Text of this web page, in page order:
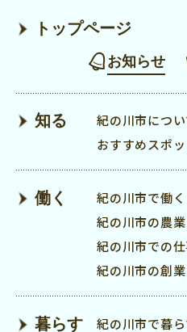
トップページ
お知らせ
知る
紀の川市につ
おすすめスポッ
暮らす
紀の川市で暮
働く
紀の川市で働く
紀の川市の農業
紀の川市での
紀の川市の創